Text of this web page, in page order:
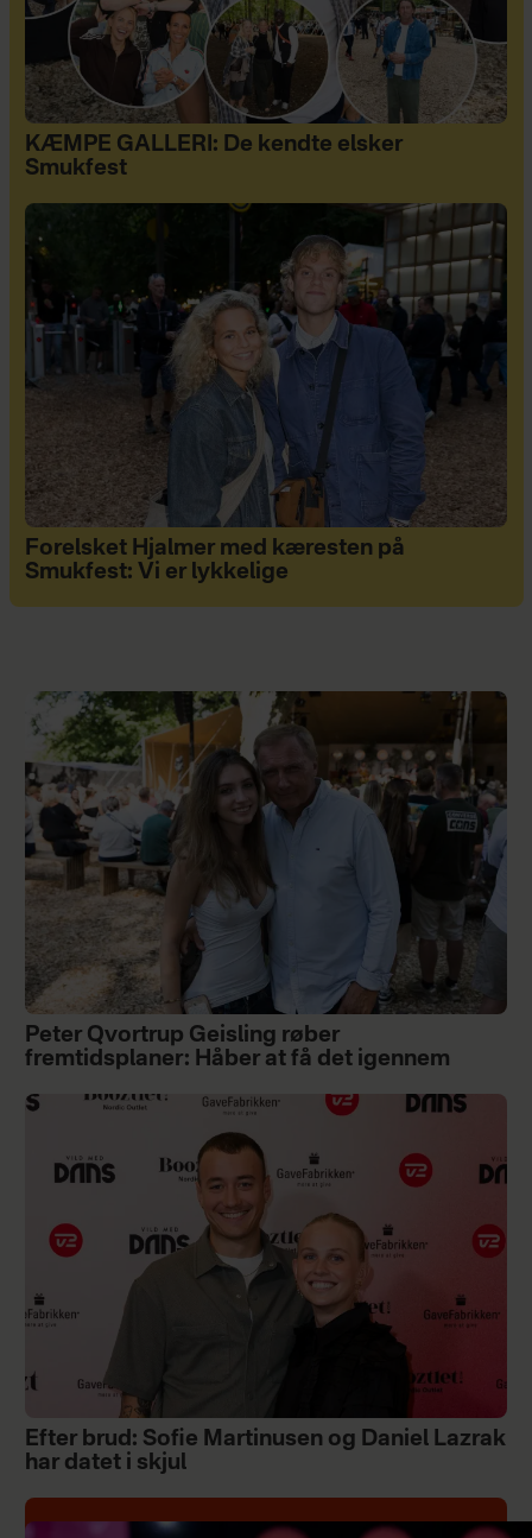
KÆMPE GALLERI: De kendte elsker
Smukfest
Forelsket Hjalmer med kæresten på
Smukfest: Vi er lykkelige
Peter Qvortrup Geisling røber
fremtidsplaner: Håber at få det igennem
Efter brud: Sofie Martinusen og Daniel Lazrak
har datet i skjul